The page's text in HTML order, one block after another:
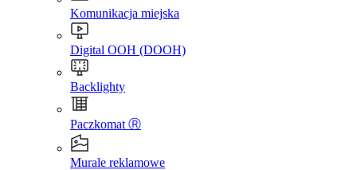
Komunikacja miejska
Digital OOH (DOOH)
Backlighty
Paczkomat Ⓡ
Murale reklamowe